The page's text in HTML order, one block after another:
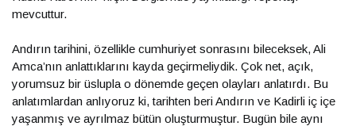
mevcuttur.
Andırın tarihini, özellikle cumhuriyet sonrasını bileceksek, Ali
Amca’nın anlattıklarını kayda geçirmeliydik. Çok net, açık,
yorumsuz bir üslupla o dönemde geçen olayları anlatırdı. Bu
anlatımlardan anlıyoruz ki, tarihten beri Andırın ve Kadirli iç içe
yaşanmış ve ayrılmaz bütün oluşturmuştur. Bugün bile aynı